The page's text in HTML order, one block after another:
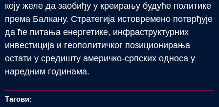
коју желе да заобиђу у креирању будуће политике
према Балкану. Стратегија истовремено потврђује
да ће питања енергетике, инфраструктурних
инвестиција и геополитичког позиционирања
остати у средишту америчко-српских односа у
наредним годинама.
Тагови: